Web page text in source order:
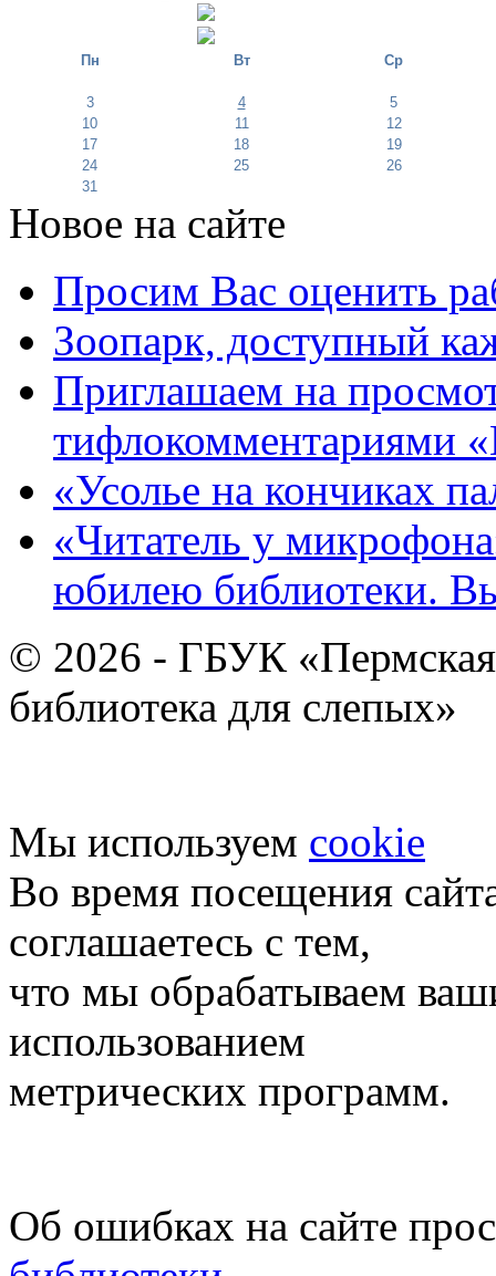
Пн Вт Ср
3 4
5
10
11
12
17
18
19
24
25
26
31
Новое на сайте
Просим Вас оценить
Зоопарк, доступный
Приглашаем на
тифлокомментариями
«Усолье на кончиках
«Читатель у
юбилею библиотеки.
© 2026 - ГБУК «Пермская
библиотека для слепых»
Мы используем cookie
Во время посещения
соглашаетесь с тем,
что мы обрабатываем
использованием
метрических программ.
Об ошибках на сайте